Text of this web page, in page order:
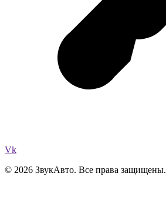
Vk
© 2026 ЗвукАвто. Все права защищены.